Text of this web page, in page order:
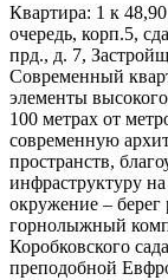
Квартира: 1 к
очередь, корп.5,
прд., д. 7,
Современный
элементы
100 метрах от
современную
пространств,
инфраструктуру
окружение –
горнолыжный
Коробковского
преподобной